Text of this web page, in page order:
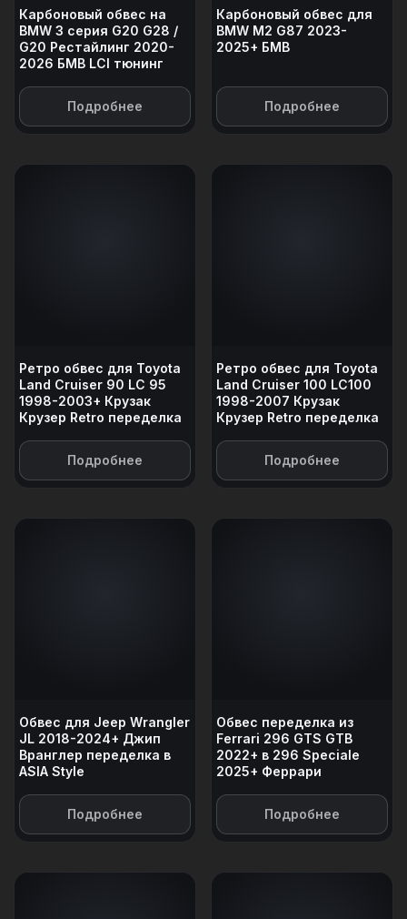
Карбоновый обвес на
BMW 3 серия G20 G28 /
G20 Рестайлинг 2020-
2026 БМВ LCI тюнинг
Подробнее
Карбоновый обвес для
BMW M2 G87 2023-
2025+ БМВ
Подробнее
Ретро обвес для Toyota
Land Cruiser 90 LC 95
1998-2003+ Крузак
Крузер Retro переделка
Подробнее
Ретро обвес для Toyota
Land Cruiser 100 LC100
1998-2007 Крузак
Крузер Retro переделка
Подробнее
Обвес для Jeep Wrangler
JL 2018-2024+ Джип
Вранглер переделка в
ASIA Style
Подробнее
Обвес переделка из
Ferrari 296 GTS GTB
2022+ в 296 Speciale
2025+ Феррари
Подробнее